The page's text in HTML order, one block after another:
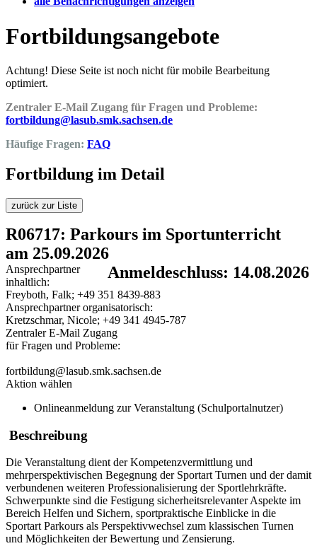
Fortbildungsangebote
Achtung! Diese Seite ist noch nicht für mobile Bearbeitung
optimiert.
Zentraler E-Mail Zugang für Fragen und Probleme:
fortbildung@lasub.smk.sachsen.de
Häufige Fragen: FAQ
Fortbildung im Detail
zurück zur Liste
R06717: Parkours im Sportunterricht
am 25.09.2026
Anmeldeschluss: 14.08.2026
Ansprechpartner
inhaltlich:
Freyboth, Falk; +49 351 8439-883
Ansprechpartner organisatorisch:
Kretzschmar, Nicole; +49 341 4945-787
Zentraler E-Mail Zugang
für Fragen und Probleme:
fortbildung@lasub.smk.sachsen.de
Aktion wählen
Onlineanmeldung zur Veranstaltung (Schulportalnutzer)
Beschreibung
Die Veranstaltung dient der Kompetenzvermittlung und
mehrperspektivischen Begegnung der Sportart Turnen und der damit
verbundenen weiteren Professionalisierung der Sportlehrkräfte.
Schwerpunkte sind die Festigung sicherheitsrelevanter Aspekte im
Bereich Helfen und Sichern, sportpraktische Einblicke in die
Sportart Parkours als Perspektivwechsel zum klassischen Turnen
und Möglichkeiten der Bewertung und Zensierung.